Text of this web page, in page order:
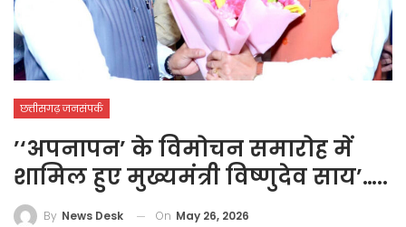
छत्तीसगढ़ जनसंपर्क
’‘अपनापन’ के विमोचन समारोह में
शामिल हुए मुख्यमंत्री विष्णुदेव साय’…..
By News Desk On May 26, 2026